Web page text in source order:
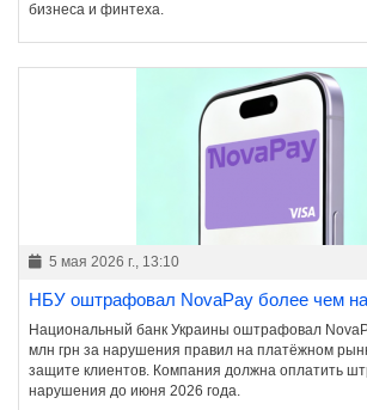
бизнеса и финтеха.
5 мая 2026 г., 13:10
НБУ оштрафовал NovaPay более чем
Национальный банк Украины оштрафовал
млн грн за нарушения правил на платёжном
защите клиентов. Компания должна оплатить
нарушения до июня 2026 года.